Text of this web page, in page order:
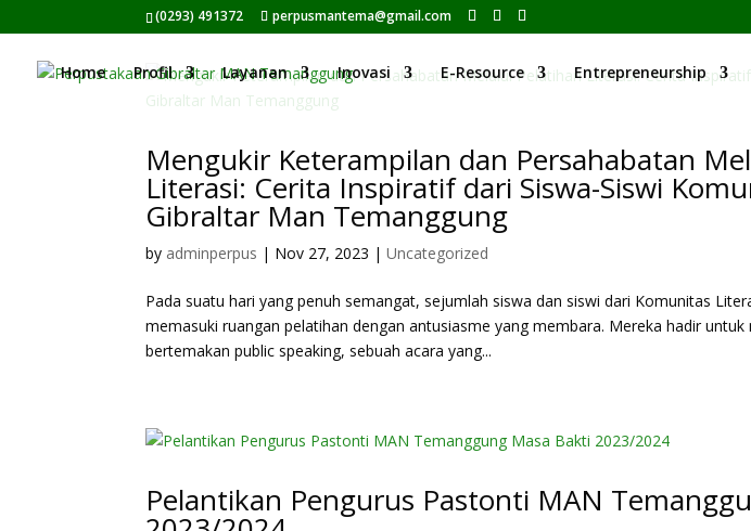
(0293) 491372 perpusmantema@gmail.com
Home Profil Layanan Inovasi E-Resource Entrepreneurship
Mengukir Keterampilan dan Persahabatan
Literasi: Cerita Inspiratif dari Siswa-Siswi
Gibraltar Man Temanggung
by adminperpus | Nov 27, 2023 |Uncategorized
Pada suatu hari yang penuh semangat, sejumlah siswa dan siswi dari Komunitas
memasuki ruangan pelatihan dengan antusiasme yang membara. Mereka hadir
bertemakan public speaking, sebuah acara yang...
Pelantikan Pengurus Pastonti MAN